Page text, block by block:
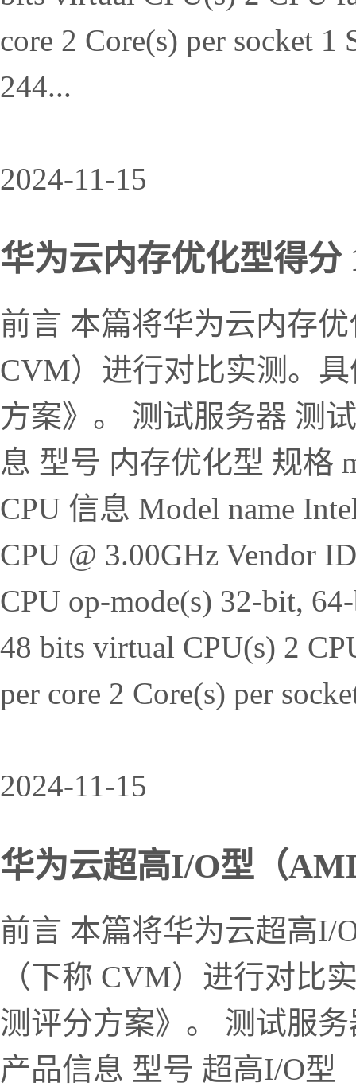
core 2 Core(s) per socket
244...
2024-11-15
华为云内存优化型得分
前言 本篇将华为云内存
CVM）进行对比实测。
方案》。 测试服务器 测
息 型号 内存优化型 规格
CPU 信息 Model name
CPU @ 3.00GHz Vendor
CPU op-mode(s) 32-bit,
48 bits virtual CPU(s) 2
per core 2 Core(s) per
2024-11-15
华为云超高I/O型（
前言 本篇将华为云超高I/
（下称 CVM）进行对比
测评分方案》。 测试服
产品信息 型号 超高I/O型